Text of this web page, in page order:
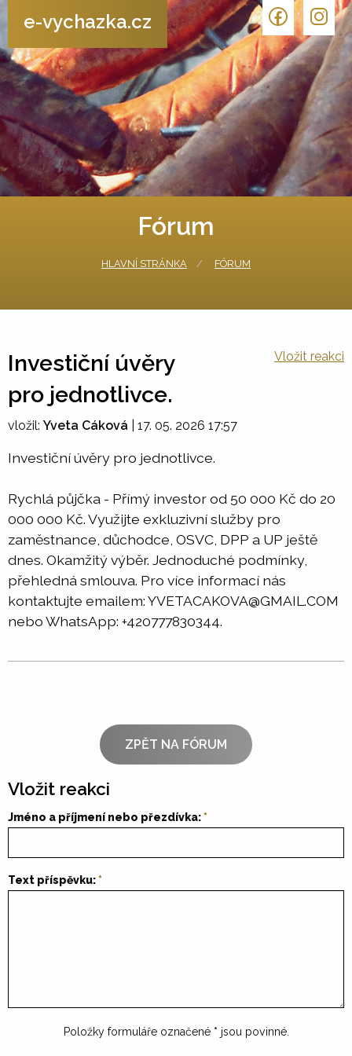
e-vychazka.cz
Fórum
HLAVNÍ STRÁNKA FÓRUM
Investiční úvěry
pro jednotlivce.
Vložit reakci
vložil: Yveta Cáková 17. 05. 2026 17:57
Investiční úvěry pro jednotlivce.
Rychlá půjčka - Přímý investor od 50 000 Kč do 20
000 000 Kč. Využijte exkluzivní služby pro
zaměstnance, důchodce, OSVC, DPP a UP ještě
dnes. Okamžitý výběr. Jednoduché podmínky,
přehledná smlouva. Pro více informací nás
kontaktujte emailem: YVETACAKOVA@GMAIL.COM
nebo WhatsApp: +420777830344.
ZPĚT NA FÓRUM
Vložit reakci
Jméno a příjmení nebo přezdívka:
Text příspěvku:
Položky formuláře označené * jsou povinné.